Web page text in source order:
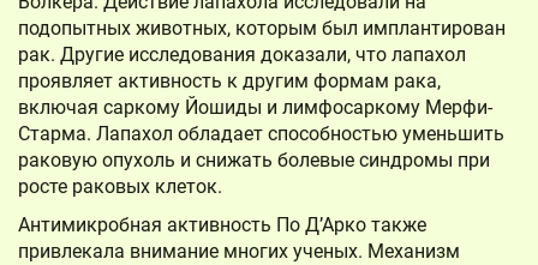
подопытных животных, которым был имплантирован
рак. Другие исследования доказали, что лапахол
проявляет активность к другим формам рака,
включая саркому Йошиды и лимфосаркому Мерфи-
Старма. Лапахол обладает способностью уменьшить
раковую опухоль и снижать болевые синдромы при
росте раковых клеток.
Антимикробная активность По Д’Арко также
привлекала внимание многих ученых. Механизм